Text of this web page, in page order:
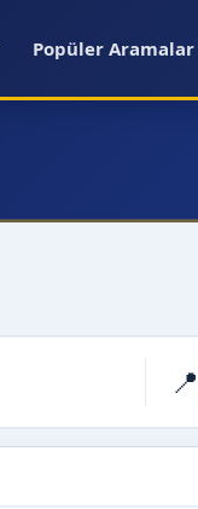
Popüler Aramalar
📍